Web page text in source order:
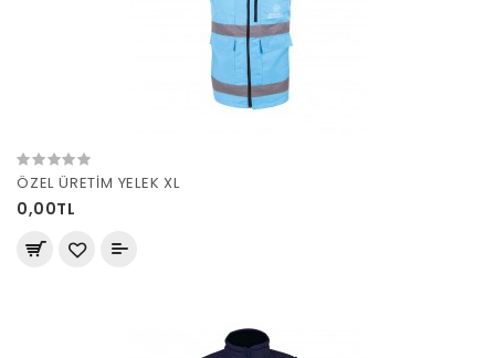
ÖZEL ÜRETİM YELEK XL
0,00TL